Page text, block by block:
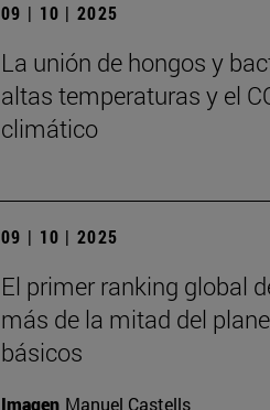
09 | 10 | 2025
La unión de hongos y
altas temperaturas y el
climático
09 | 10 | 2025
El primer ranking global
más de la mitad del
básicos
Imagen Manuel Castells